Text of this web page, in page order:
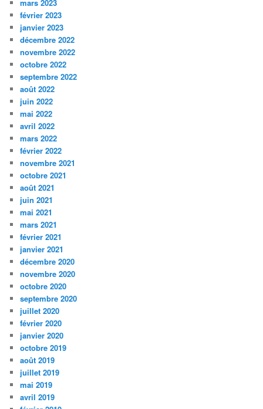
mars 2023
février 2023
janvier 2023
décembre 2022
novembre 2022
octobre 2022
septembre 2022
août 2022
juin 2022
mai 2022
avril 2022
mars 2022
février 2022
novembre 2021
octobre 2021
août 2021
juin 2021
mai 2021
mars 2021
février 2021
janvier 2021
décembre 2020
novembre 2020
octobre 2020
septembre 2020
juillet 2020
février 2020
janvier 2020
octobre 2019
août 2019
juillet 2019
mai 2019
avril 2019